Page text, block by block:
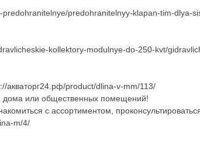
predohranitelnyy-klapan-tim-dlya-
kollektory-modulnye-do-250-kvt/
акваторг24.рф/product/dlina-v-mm/113/
дома или общественных помещений!
с ассортиментом,
m/4/